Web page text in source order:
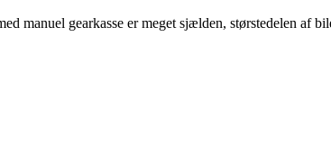
manuel gearkasse er meget sjælden, størstedelen af